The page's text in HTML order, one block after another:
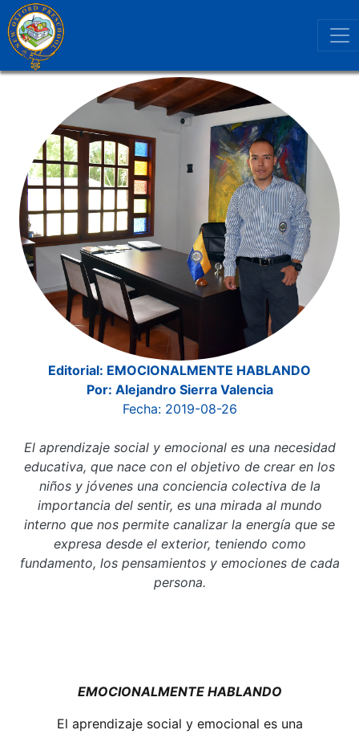
Editorial: EMOCIONALMENTE HABLANDO
Por: Alejandro Sierra Valencia
Fecha: 2019-08-26
El aprendizaje social y emocional es una necesidad
educativa, que nace con el objetivo de crear en los
niños y jóvenes una conciencia colectiva de la
importancia del sentir, es una mirada al mundo
interno que nos permite canalizar la energía que se
expresa desde el exterior, teniendo como
fundamento, los pensamientos y emociones de cada
persona.
EMOCIONALMENTE HABLANDO
El aprendizaje social y emocional es una